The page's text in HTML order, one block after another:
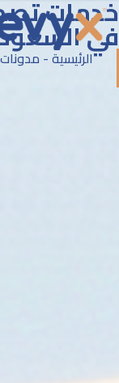
خدمات
فيالرئيسية-